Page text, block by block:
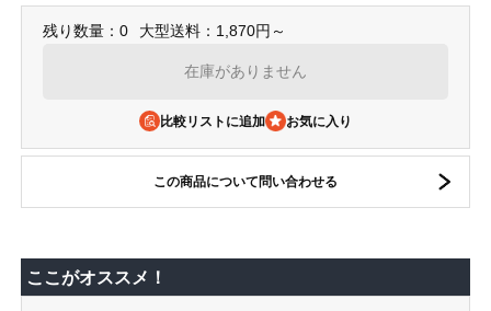
残り数量：0 大型送料：1,870円～
在庫がありません
比較リストに追加
この商品について問い合わせる
ここがオススメ！